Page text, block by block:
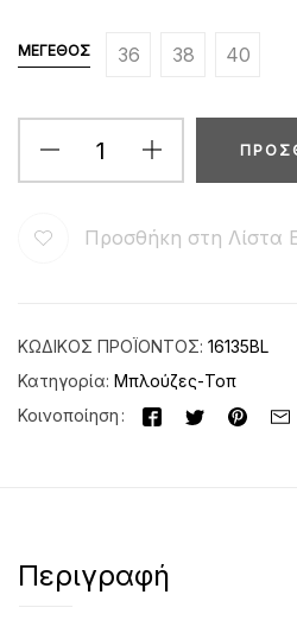
ΜΈΓΕΘΟΣ 36 38 40
Προσθήκη στη Λίστα
ΚΩΔΙΚΌΣ ΠΡΟΪΌΝΤΟΣ: 16135BL
Κατηγορία: Μπλούζες-Τοπ
Κοινοποίηση
Περιγραφή